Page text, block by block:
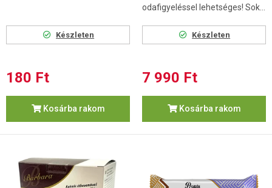
Készleten
180 Ft
Kosárba rakom
odafigyeléssel lehetséges! Sok...
Készleten
7 990 Ft
Kosárba rakom